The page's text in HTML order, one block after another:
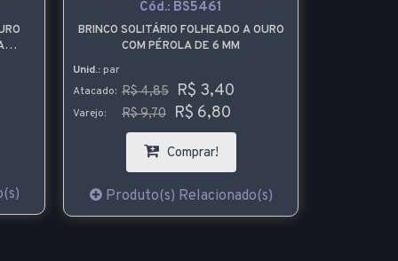
Cód.: BS5461
BRINCO SOLITÁRIO FOLHEADO A OURO
COM PÉROLA DE 6 MM
Unid.: par
Atacado: R$ 4,85 R$ 3,40
Varejo: R$ 9,70 R$ 6,80
Comprar!
Produto(s) Relacionado(s)